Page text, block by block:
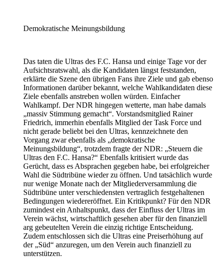
Demokratische Meinungsbildung
Das taten die Ultras des F.C. Hansa und einige Tage vor der
Aufsichtsratswahl, als die Kandidaten längst feststanden,
erklärte die Szene den übrigen Fans ihre Ziele und gab ebenso
Informationen darüber bekannt, welche Wahlkandidaten diese
Ziele ebenfalls anstreben wollen würden. Einfacher
Wahlkampf. Der NDR hingegen wetterte, man habe damals
„massiv Stimmung gemacht“. Vorstandsmitglied Rainer
Friedrich, immerhin ebenfalls Mitglied der Task Force und
nicht gerade beliebt bei den Ultras, kennzeichnete den
Vorgang zwar ebenfalls als „demokratische
Meinungsbildung“, trotzdem fragte der NDR: „Steuern die
Ultras den F.C. Hansa?“ Ebenfalls kritisiert wurde das
Gerücht, dass es Absprachen gegeben habe, bei erfolgreicher
Wahl die Südtribüne wieder zu öffnen. Und tatsächlich wurde
nur wenige Monate nach der Mitgliederversammlung die
Südtribüne unter verschiedensten vertraglich festgehaltenen
Bedingungen wiedereröffnet. Ein Kritikpunkt? Für den NDR
zumindest ein Anhaltspunkt, dass der Einfluss der Ultras im
Verein wächst, wirtschaftlich gesehen aber für den finanziell
arg gebeutelten Verein die einzig richtige Entscheidung.
Zudem entschlossen sich die Ultras eine Preiserhöhung auf
der „Süd“ anzuregen, um den Verein auch finanziell zu
unterstützen.